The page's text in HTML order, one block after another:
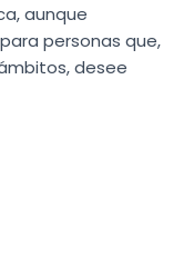
aunque
personas que,
desee